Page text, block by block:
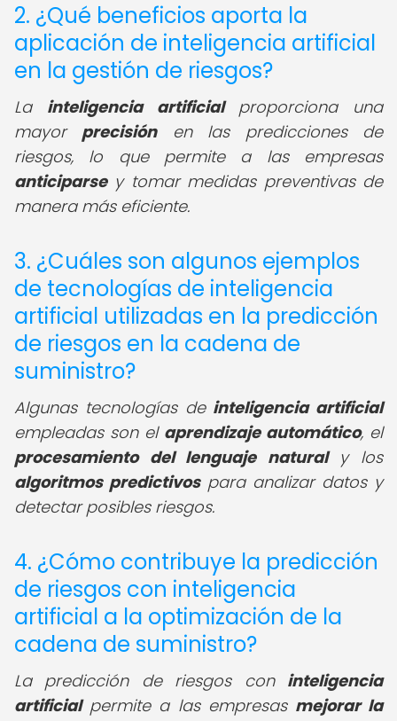
2. ¿Qué beneficios aporta la
aplicación de inteligencia artificial
en la gestión de riesgos?
La inteligencia artificialproporciona una
mayor precisiónen las predicciones de
riesgos, lo que permite a las empresas
anticiparsey tomar medidas preventivas de
manera más eficiente.
3. ¿Cuáles son algunos ejemplos
de tecnologías de inteligencia
artificial utilizadas en la predicción
de riesgos en la cadena de
suministro?
Algunas tecnologías de inteligencia artificial
empleadas son el aprendizaje automático, el
procesamiento del lenguaje naturaly los
algoritmos predictivospara analizar datos y
detectar posibles riesgos.
4. ¿Cómo contribuye la predicción
de riesgos con inteligencia
artificial a la optimización de la
cadena de suministro?
La predicción de riesgos con inteligencia
artificialpermite a las empresas mejorar la